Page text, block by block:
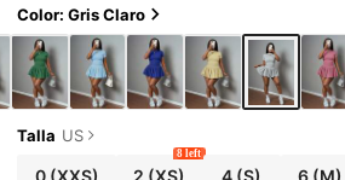
os + falda tipo sombrilla corta con corte
bos lados, de longitud media, en tela
o gris claro con franjas debajo de los
un conjunto de dos piezas para mujer
Color: Gris Claro
Talla US
0(XXS) 2 (XS)
8 left
4 (S) 6 (M)